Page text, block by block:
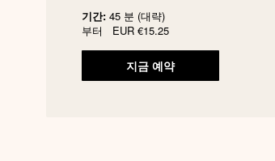
기간: 45 분 (대략)
부터 EUR €15.25
지금 예약